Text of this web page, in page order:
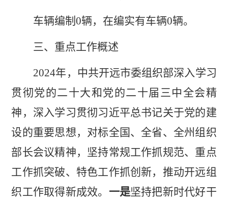
车辆编制0辆，在编实有车辆0辆。
三、 重点工作概述
2024年， 中共开远市委组织部深入学习
贯彻党的二十大和党的二十届三中全会精
神，深入学习贯彻习近平总书记关于党的建
设的重要思想， 对标全国、全省、全州组织
部长会议精神， 坚持常规工作抓规范、重点
工作抓突破、特色工作抓创新， 推动开远组
织工作取得新成效。 一是坚持把新时代好干